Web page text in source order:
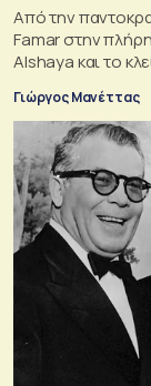
Από την
Famar στην
Alshaya και το
ελληνικό επιχειρείν
Γιώργος Μανέττας